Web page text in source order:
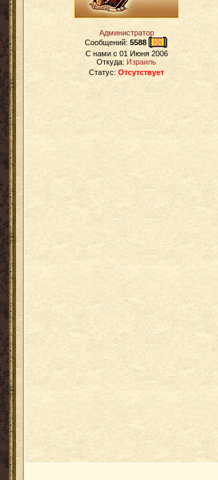
Администратор
Сообщений:5588
C нами с 01 Июня 2006
Откуда: Израиль
Статус:Отсутствует